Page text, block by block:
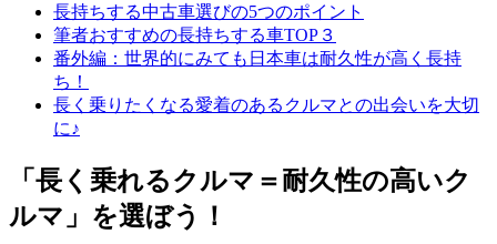
長持ちする中古車選びの5つのポイント
筆者おすすめの長持ちする車TOP３
番外編：世界的にみても日本車は耐久性が高く長持
ち！
長く乗りたくなる愛着のあるクルマとの出会いを大切
に♪
「長く乗れるクルマ＝耐久性の高いク
ルマ」を選ぼう！